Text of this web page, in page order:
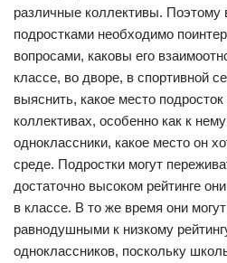
различные коллективы. Поэтому
подростками необходимо
вопросами, каковы его
классе, во дворе, в спортивной
выяснить, какое место
коллективах, особенно как к
одноклассники, какое место он
среде. Подростки могут
достаточно высоком рейтинге
в классе. В то же время они
равнодушными к низкому
одноклассников, поскольку